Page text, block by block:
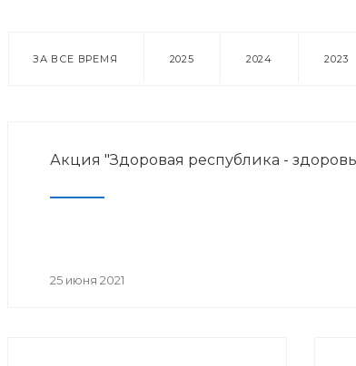
ЗА ВСЕ ВРЕМЯ 2025 2024 2023
Акция "Здоровая республика -
25 июня 2021